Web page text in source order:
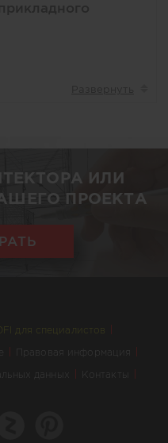
ИЛИ
ПРОЕКТА
для специалистов
Правовая информация
данных Контакты